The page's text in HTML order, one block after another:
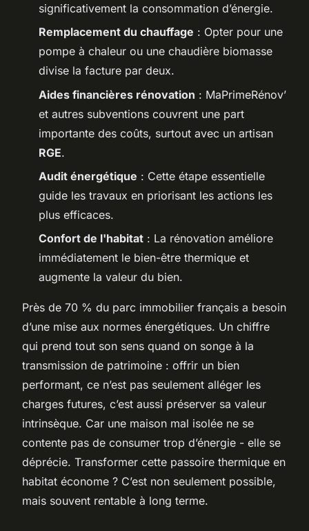
significativement la consommation d’énergie.
Remplacement du chauffage : Opter pour une
pompe à chaleur ou une chaudière biomasse
divise la facture par deux.
Aides financières rénovation : MaPrimeRénov’
et autres subventions couvrent une part
importante des coûts, surtout avec un artisan
RGE.
Audit énergétique : Cette étape essentielle
guide les travaux en priorisant les actions les
plus efficaces.
Confort de l'habitat : La rénovation améliore
immédiatement le bien-être thermique et
augmente la valeur du bien.
Près de 70 % du parc immobilier français a besoin
d’une mise aux normes énergétiques. Un chiffre
qui prend tout son sens quand on songe à la
transmission de patrimoine : offrir un bien
performant, ce n’est pas seulement alléger les
charges futures, c’est aussi préserver sa valeur
intrinsèque. Car une maison mal isolée ne se
contente pas de consumer trop d’énergie - elle se
déprécie. Transformer cette passoire thermique en
habitat économe ? C’est non seulement possible,
mais souvent rentable à long terme.